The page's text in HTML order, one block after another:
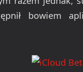
bowiem